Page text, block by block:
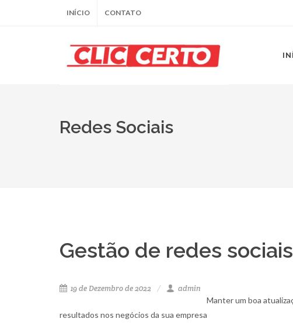
INÍCIO CONTATO
Redes Sociais
Gestão de redes sociais
19 de Dezembro de 2022
admin
Manter um boa
resultados nos negócios da sua empresa